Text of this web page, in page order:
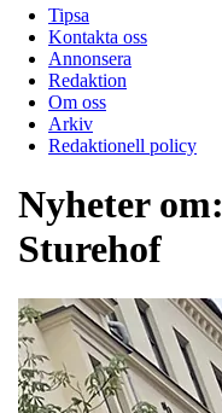
Tipsa
Kontakta oss
Annonsera
Redaktion
Om oss
Arkiv
Redaktionell policy
Nyheter om:
Sturehof